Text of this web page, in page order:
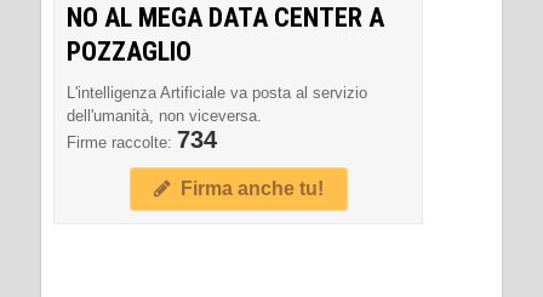
NO AL MEGA DATA CENTER A
POZZAGLIO
L'intelligenza Artificiale va posta al servizio
dell'umanità, non viceversa.
Firme raccolte: 734
Firma anche tu!